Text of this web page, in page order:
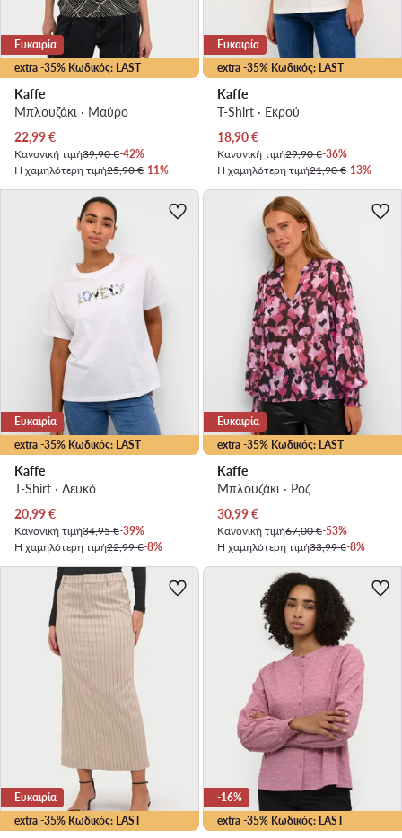
extra -35% Κωδικός: LAST
Ευκαιρία
Kaffe
Μπλουζάκι · Μαύρο
Τρέχουσα τιμή
22,99€
Κανονική τιμή39,90 €-42%
Η χαμηλότερη τιμή25,90 €-11%
extra -35% Κωδικός: LAST
Ευκαιρία
Kaffe
T-Shirt · Εκρού
Τρέχουσα τιμή
18,90€
Κανονική τιμή29,90 €-36%
Η χαμηλότερη τιμή21,90 €-13%
extra -35% Κωδικός: LAST
Ευκαιρία
Kaffe
T-Shirt · Λευκό
Τρέχουσα τιμή
20,99€
Κανονική τιμή34,95 €-39%
Η χαμηλότερη τιμή22,99 €-8%
extra -35% Κωδικός: LAST
Ευκαιρία
Kaffe
Μπλουζάκι · Ροζ
Τρέχουσα τιμή
30,99€
Κανονική τιμή67,00 €-53%
Η χαμηλότερη τιμή33,99 €-8%
extra -35% Κωδικός: LAST
Ευκαιρία
extra -35% Κωδικός: LAST
-16%